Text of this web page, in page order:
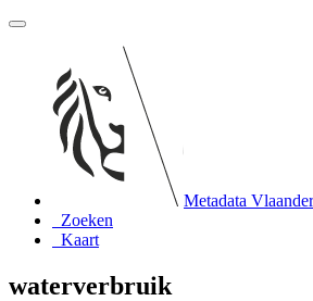
Metadata
Zoeken
Kaart
waterverbruik